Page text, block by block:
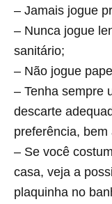
– Jamais jogue
– Nunca jogue
sanitário;
– Não jogue
– Tenha sempre
descarte
preferência,
– Se você
casa, veja a
plaquinha no